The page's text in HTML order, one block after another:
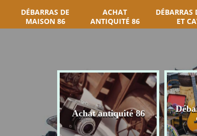
DÉBARRAS DE
MAISON 86
ACHAT
ANTIQUITÉ 86
DÉBARRAS
ET
Achat antiquité 86